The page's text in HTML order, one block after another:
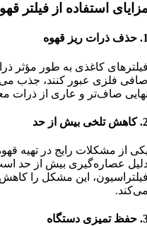
استفاده از فیلتر
حذف ذرات ریز قهوه
کاغذی به طور مؤثر
فلزی عبور کنند، جذب
صاف‌تر و عاری از ذرات
کاهش تلخی بیش از حد
از مشکلات رایج در تهیه قهوه
عصاره‌گیری بیش از حد است.
این مشکل را
حفظ تمیزی دستگاه